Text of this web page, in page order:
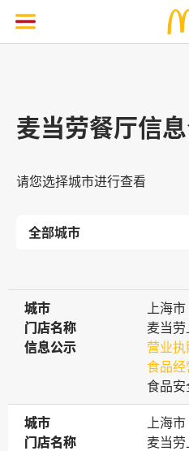
麦当劳餐厅信
请您选择城市进行查看
城市
城市
上海市
门店名称
门店名称
麦当
信息公示
信息公示
营业执
食品经
食品
城市
城市
上海市
门店名称
门店名称
麦当